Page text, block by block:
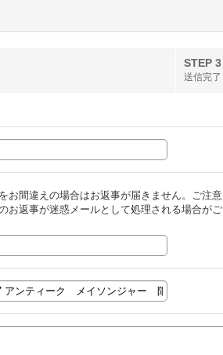
STEP 3
送信完了
お間違えの場合はお返事が届きません。ご注意
お返事が迷惑メールとして処理される場合が